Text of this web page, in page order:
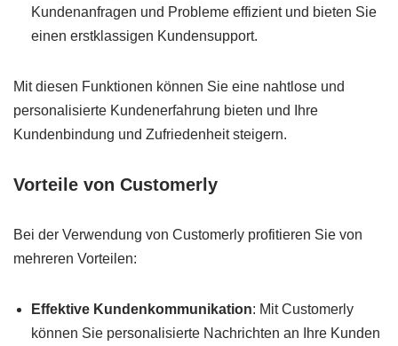
Kundenanfragen und Probleme effizient und bieten Sie
einen erstklassigen Kundensupport.
Mit diesen Funktionen können Sie eine nahtlose und
personalisierte Kundenerfahrung bieten und Ihre
Kundenbindung und Zufriedenheit steigern.
Vorteile von Customerly
Bei der Verwendung von Customerly profitieren Sie von
mehreren Vorteilen:
Effektive Kundenkommunikation: Mit Customerly
können Sie personalisierte Nachrichten an Ihre Kunden